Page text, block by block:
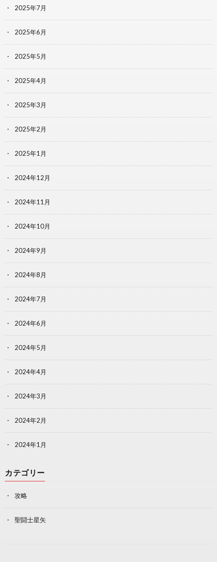
2025年7月
2025年6月
2025年5月
2025年4月
2025年3月
2025年2月
2025年1月
2024年12月
2024年11月
2024年10月
2024年9月
2024年8月
2024年7月
2024年6月
2024年5月
2024年4月
2024年3月
2024年2月
2024年1月
カテゴリー
攻略
聖闘士星矢